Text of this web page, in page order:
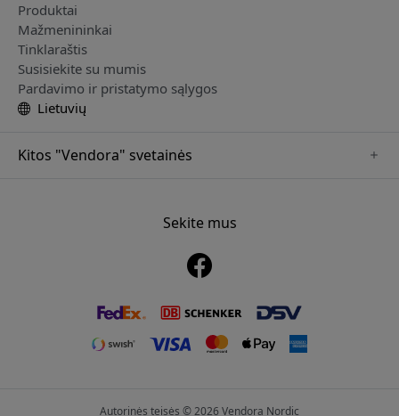
Produktai
Mažmenininkai
Tinklaraštis
Susisiekite su mumis
Pardavimo ir pristatymo sąlygos
Lietuvių
Kitos "Vendora" svetainės
www.myfirst.se
Sekite mus
Autorinės teisės © 2026 Vendora Nordic